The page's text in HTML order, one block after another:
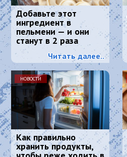
Добавьте этот
ингредиент в
пельмени — и они
станут в 2 раза
сочнее и вкуснее:
понравится всем
Читать далее..
НОВОСТИ
Как правильно
хранить продукты,